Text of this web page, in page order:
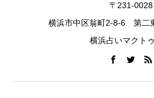
〒231-0028
横浜市中区翁町2-8-6 第二
横浜占いマクト